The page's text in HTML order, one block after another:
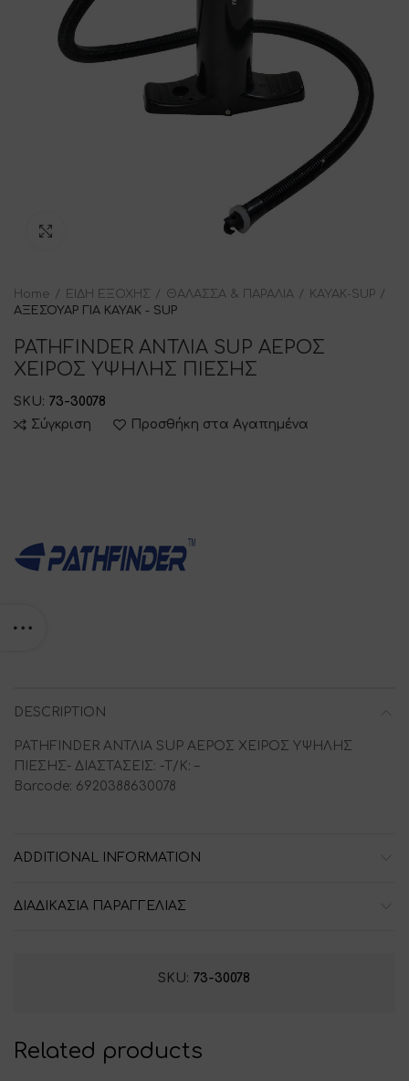
Home ΕΙΔΗ ΕΞΟΧΗΣ ΘΑΛΑΣΣΑ & ΠΑΡΑΛΙΑ
ΚΑΥΑΚ-SUP
ΑΞΕΣΟΥΑΡ ΓΙΑ ΚΑΥΑΚ - SUP
PATHFINDER ΑΝΤΛΙΑ SUP ΑΕΡΟΣ
ΧΕΙΡΟΣ ΥΨΗΛΗΣ ΠΙΕΣΗΣ
SKU: 73-30078
Σύγκριση
Προσθήκη στα Αγαπημένα
DESCRIPTION
PATHFINDER ΑΝΤΛΙΑ SUP ΑΕΡΟΣ ΧΕΙΡΟΣ ΥΨΗΛΗΣ
ΠΙΕΣΗΣ- ΔΙΑΣΤΑΣΕΙΣ: -Τ/Κ: –
Barcode: 6920388630078
ADDITIONAL INFORMATION
ΔΙΑΔΙΚΑΣΙΑ ΠΑΡΑΓΓΕΛΙΑΣ
SKU: 73-30078
Related products